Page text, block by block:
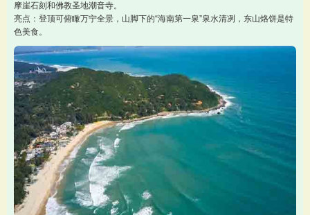
摩崖石刻和佛教圣地潮音寺。
亮点：登顶可俯瞰万宁全景，山脚下的“海南第一泉”泉水清冽，东山烙饼是特
色美食。